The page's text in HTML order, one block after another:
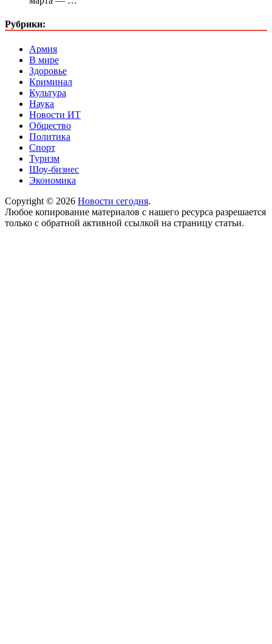
Рубрики:
Армия
В мире
Здоровье
Криминал
Культура
Наука
Новости ИТ
Общество
Политика
Спорт
Туризм
Шоу-бизнес
Экономика
Copyright © 2026 Новости сегодня.
Любое копирование материалов с нашего ресурса разрешается
только с обратной активной ссылкой на страницу статьи.